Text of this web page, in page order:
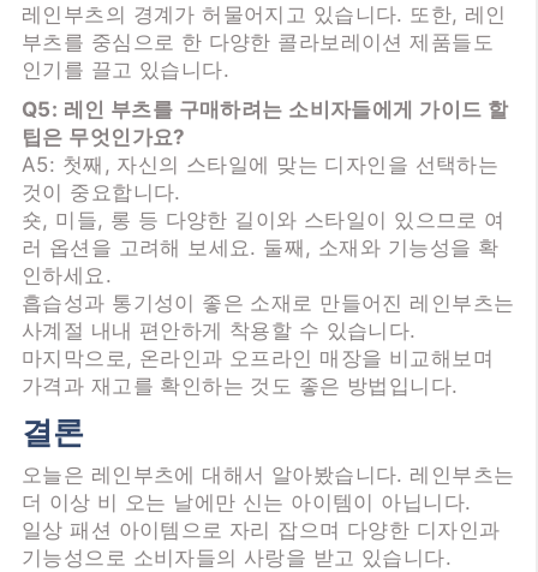
레인부츠의 경계가 허물어지고 있습니다. 또한, 레인
부츠를 중심으로 한 다양한 콜라보레이션 제품들도
인기를 끌고 있습니다.
Q5: 레인 부츠를 구매하려는 소비자들에게 가이드 할
팁은 무엇인가요?
A5: 첫째, 자신의 스타일에 맞는 디자인을 선택하는
것이 중요합니다.
숏, 미들, 롱 등 다양한 길이와 스타일이 있으므로 여
러 옵션을 고려해 보세요. 둘째, 소재와 기능성을 확
인하세요.
흡습성과 통기성이 좋은 소재로 만들어진 레인부츠는
사계절 내내 편안하게 착용할 수 있습니다.
마지막으로, 온라인과 오프라인 매장을 비교해보며
가격과 재고를 확인하는 것도 좋은 방법입니다.
결론
오늘은 레인부츠에 대해서 알아봤습니다. 레인부츠는
더 이상 비 오는 날에만 신는 아이템이 아닙니다.
일상 패션 아이템으로 자리 잡으며 다양한 디자인과
기능성으로 소비자들의 사랑을 받고 있습니다.